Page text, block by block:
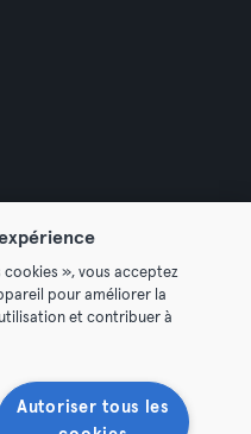
de confidentialité
contrats ici
», vous acceptez
pour améliorer la
et contribuer à
Autoriser tous les